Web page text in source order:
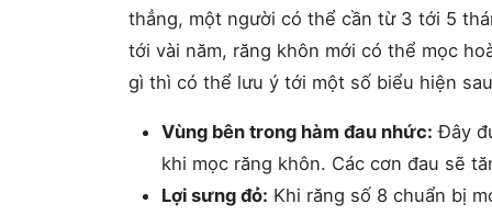
thẳng, một người có thể cần từ 3 tới 5
tới vài năm, răng khôn mới có thể mọc
gì thì có thể lưu ý tới một số biểu hiện
Vùng bên trong hàm đau nhức: Đây
khi mọc răng khôn. Các cơn đau sẽ
Lợi sưng đỏ: Khi răng số 8 chuẩn bị